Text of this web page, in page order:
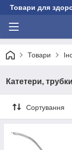
Товари для
Товари
Катетери,
Сортування